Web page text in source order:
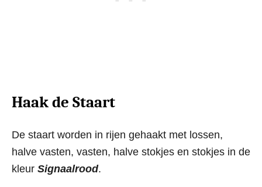
Haak de Staart
De staart worden in rijen gehaakt met lossen,
halve vasten, vasten, halve stokjes en stokjes in de
kleur Signaalrood.